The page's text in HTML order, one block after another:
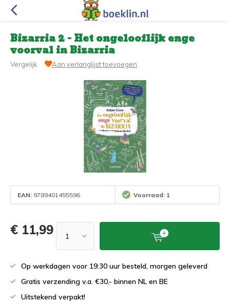
Bizarria 2 - Het ongelooflijk enge
voorval in Bizarria
Vergelijk Aan verlanglijst toevoegen
EAN: 9789401455596 Voorraad: 1
€ 11,99
Op werkdagen voor 19:30 uur besteld, morgen geleverd
Gratis verzending v.a. €30,- binnen NL en BE
Uitstekend verpakt!